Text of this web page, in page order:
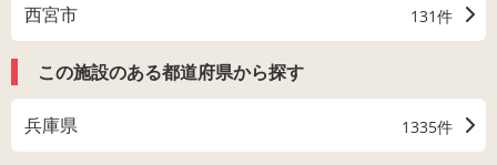
西宮市 131件
この施設のある都道府県から探す
兵庫県 1335件